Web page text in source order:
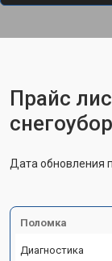
Прайс
Дата обновления
Поломка
Диагностика